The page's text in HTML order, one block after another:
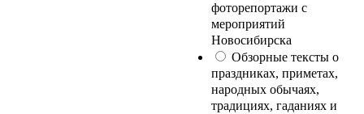
фоторепортажи с
мероприятий
Новосибирска
Обзорные тексты о
праздниках, приметах,
народных обычаях,
традициях, гаданиях и